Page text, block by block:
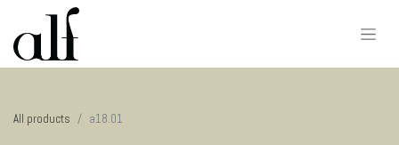
All products ​a18.01